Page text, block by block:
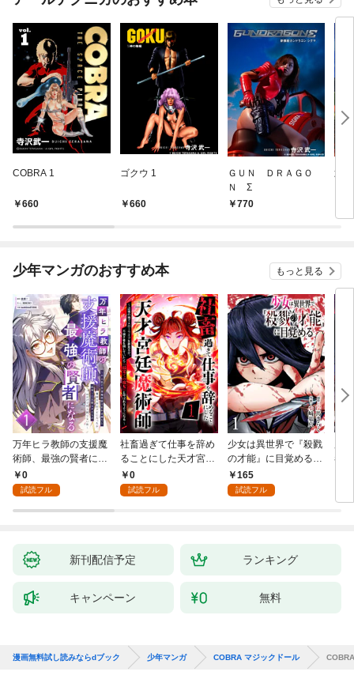
COBRA 1
660
ゴクウ 1
660
ＧＵＮ ＤＲＡＧＯ
Ｎ Σ
770
武
少年マンガのおすすめ本 もっと見る
万年ヒラ教師の支援魔
術師、最強の賢者にな
る～不人気の支援魔術
師は給料泥棒だと魔術
が、出世した元教え子
0
試読フル
社畜過ぎて仕事を辞め
ることにした天才宮廷
魔術師～辺境の地でス
ローライフを夢見る
0
試読フル
少女は異世界で『殺戮
の才能』に目覚める
(話売り) #1
165
試読フル
者
新刊配信予定 ランキング
キャンペーン 無料
漫画無料試し読みならdブック 少年マンガ COBRA マジックドール